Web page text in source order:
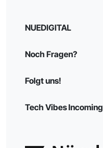
NUEDIGITAL
Noch Fragen?
Folgt uns!
Tech Vibes Incoming